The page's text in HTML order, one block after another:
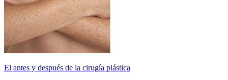
El antes y después de la cirugía plástica